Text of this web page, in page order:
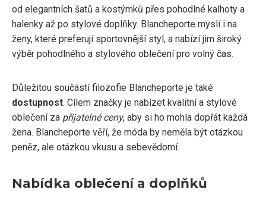
od elegantních šatů a kostýmků přes pohodlné kalhoty a
halenky až po stylové doplňky. Blancheporte myslí i na
ženy, které preferují sportovnější styl, a nabízí jim široký
výběr pohodlného a stylového oblečení pro volný čas.
Důležitou součástí filozofie Blancheporte je také
dostupnost. Cílem značky je nabízet kvalitní a stylové
oblečení za přijatelné ceny, aby si ho mohla dopřát každá
žena. Blancheporte věří, že móda by neměla být otázkou
peněz, ale otázkou vkusu a sebevědomí.
Nabídka oblečení a doplňků